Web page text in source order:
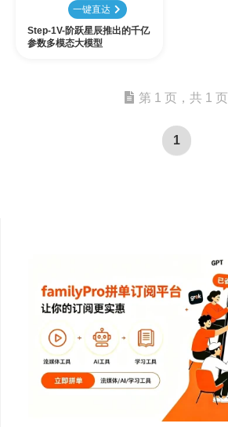
一键直达
Step-1V-阶跃星辰推出的千亿
参数多模态大模型
第 1 页，共 1 页
1